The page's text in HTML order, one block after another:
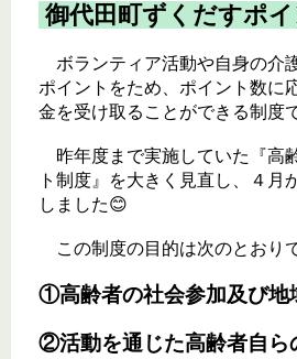
御代田町ずくだすポ
ボランティア活動や自身の介
ポイントをため、ポイント数に
金を受け取ることができる制度
昨年度まで実施していた『高
ト制度』を大きく見直し、４月
しました😊
この制度の目的は次のとおりで
①高齢者の社会参加及び地
②活動を通じた高齢者自ら